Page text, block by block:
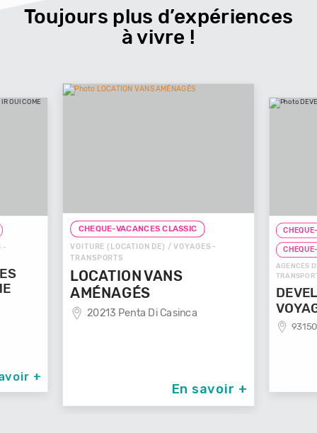
Toujours plus d’expériences
à vivre !
CHEQUE-VACANCES CLASSIC
VOITURE (LOCATION DE) / VOYAGES -
LOCATION VANS
AMÉNAGÉS
20213 Penta Di Casinca
En savoir +
CHEQUE-VACANCES
CHEQUE-VACANCES
AGENCES DE VOYAGES /
VOYAGES
93150 Le Blanc